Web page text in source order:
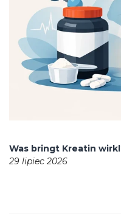
Was bringt Kreatin
29 lipiec 2026